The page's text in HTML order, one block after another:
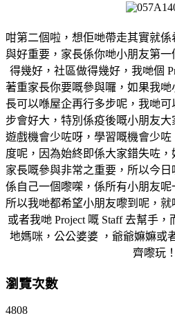
咁第二個啦，想佢哋帶走其實就
與好重要，家長係你哋小朋友第
得幾好，社區做得幾好，我哋個
著重家長你要嘅參與囉，如果我
長可以喺屋企再行多步呢，我哋
步會好大，特別係疫後嘅小朋友大
遊戲機會少咗呀，學習嘅機會少
度呢，因為始終即係大家錯失咗
家長嘅參與非常之重要，所以今
係自己一個嚟㗎，係所有小朋友
所以我哋都希望小朋友嚟到呢，就
或者我哋 Project 嘅 Staff 去幫手
地媽咪，公公婆婆 ，爺爺嫲嫲或
齊嚟玩！
瀏覽次數
4808